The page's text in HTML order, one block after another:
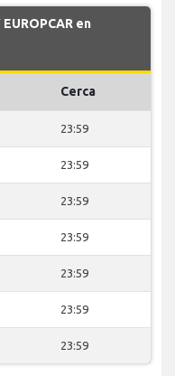
en
Cerca
23:59
23:59
23:59
23:59
23:59
23:59
23:59